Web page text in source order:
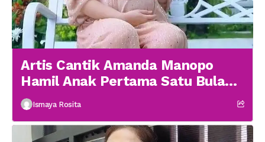
Artis Cantik Amanda Manopo
Hamil Anak Pertama Satu Bulan
menikah
Ismaya Rosita